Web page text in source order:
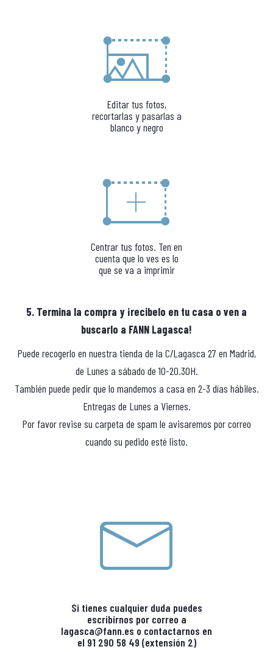
Editar tus fotos,
recortarlas y pasarlas a
blanco y negro
Centrar tus fotos. Ten en
cuenta que lo ves es lo
que se va a imprimir
5. Termina la compra y ¡recibelo en tu casa o ven a
buscarlo a FANN Lagasca!
Puede recogerlo en nuestra tienda de la C/Lagasca 27 en Madrid,
de Lunes a sábado de 10-20.30H.
También puede pedir que lo mandemos a casa en 2-3 días hábiles.
Entregas de Lunes a Viernes.
Por favor revise su carpeta de spam le avisaremos por correo
cuando su pedido esté listo.
Si tienes cualquier duda puedes
escribirnos por correo a
lagasca@fann.es o contactarnos en
el 91 290 58 49 (extensión 2)